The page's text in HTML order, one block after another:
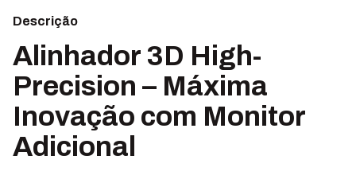
Descrição
Alinhador 3D High-
Precision – Máxima
Inovação com Monitor
Adicional